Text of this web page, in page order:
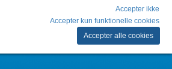
Accepter ikke
Accepter kun funktionelle cookies
Accepter alle cookies